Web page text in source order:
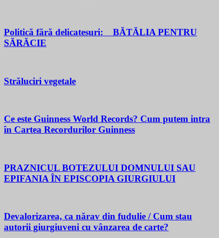
Politică fără delicatesuri: BĂTĂLIA PENTRU
SĂRĂCIE
Străluciri vegetale
Ce este Guinness World Records? Cum putem intra
în Cartea Recordurilor Guinness
PRAZNICUL BOTEZULUI DOMNULUI SAU
EPIFANIA ÎN EPISCOPIA GIURGIULUI
Devalorizarea, ca nărav din fudulie / Cum stau
autorii giurgiuveni cu vânzarea de carte?